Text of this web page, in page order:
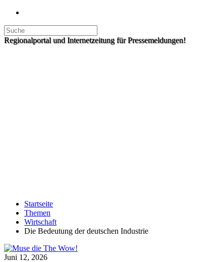
Regionalportal und Internetzeitung für Pressemeldungen!
Startseite
Themen
Wirtschaft
Die Bedeutung der deutschen Industrie
Juni 12, 2026